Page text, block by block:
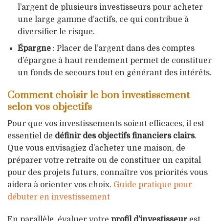
l’argent de plusieurs investisseurs pour acheter
une large gamme d’actifs, ce qui contribue à
diversifier le risque.
Épargne: Placer de l’argent dans des comptes
d’épargne à haut rendement permet de constituer
un fonds de secours tout en générant des intérêts.
Comment choisir le bon investissement
selon vos objectifs
Pour que vos investissements soient efficaces, il est
essentiel de définir des objectifs financiers clairs.
Que vous envisagiez d’acheter une maison, de
préparer votre retraite ou de constituer un capital
pour des projets futurs, connaître vos priorités vous
aidera à orienter vos choix. Guide pratique pour
débuter en investissement